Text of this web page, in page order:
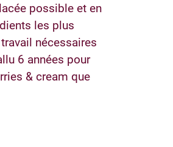
possible et en
les plus
nécessaires
6 années pour
& cream que